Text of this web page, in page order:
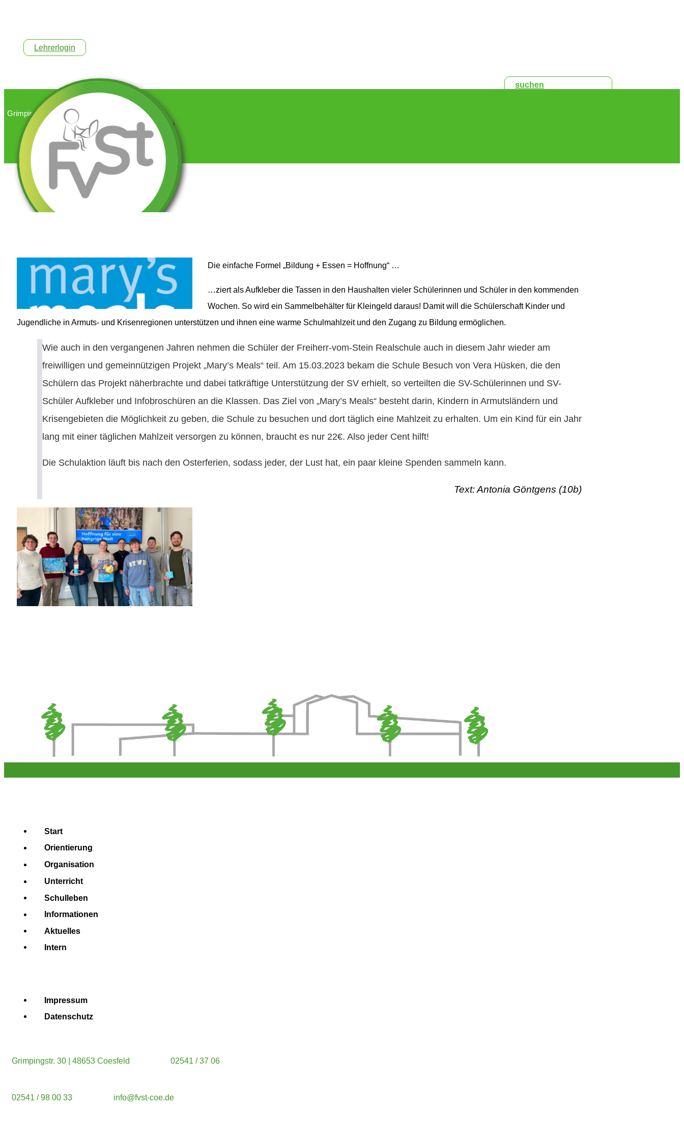
Lehrerlogin
Die einfache Formel „Bildung + Essen = Hoffnung“ …
…ziert als Aufkleber die Tassen in den Haushalten vieler Schülerinnen und Schüler in den kommenden
Wochen. So wird ein Sammelbehälter für Kleingeld daraus! Damit will die Schülerschaft Kinder und
Jugendliche in Armuts- und Krisenregionen unterstützen und ihnen eine warme Schulmahlzeit und den Zugang zu Bildung ermöglichen.
Wie auch in den vergangenen Jahren nehmen die Schüler der Freiherr-vom-Stein Realschule auch in diesem Jahr wieder am
freiwilligen und gemeinnützigen Projekt „Mary’s Meals“ teil. Am 15.03.2023 bekam die Schule Besuch von Vera Hüsken, die den
Schülern das Projekt näherbrachte und dabei tatkräftige Unterstützung der SV erhielt, so verteilten die SV-Schülerinnen und SV-
Schüler Aufkleber und Infobroschüren an die Klassen. Das Ziel von „Mary’s Meals“ besteht darin, Kindern in Armutsländern und
Krisengebieten die Möglichkeit zu geben, die Schule zu besuchen und dort täglich eine Mahlzeit zu erhalten. Um ein Kind für ein Jahr
lang mit einer täglichen Mahlzeit versorgen zu können, braucht es nur 22€. Also jeder Cent hilft!
Die Schulaktion läuft bis nach den Osterferien, sodass jeder, der Lust hat, ein paar kleine Spenden sammeln kann.
Text: Antonia Göntgens (10b)
Start
Orientierung
Organisation
Unterricht
Schulleben
Informationen
Aktuelles
Intern
Impressum
Datenschutz
Grimpingstr. 30 | 48653 Coesfeld 02541 / 37 06
02541 / 98 00 33 info@fvst-coe.de